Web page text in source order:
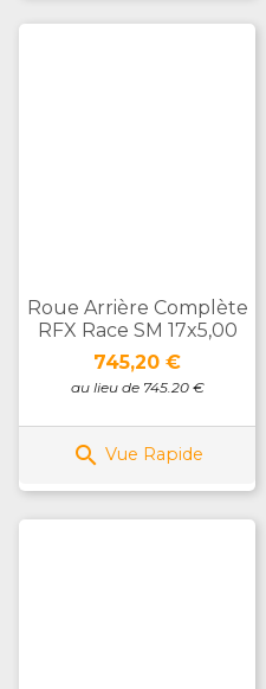
Roue Arrière Complète
RFX Race SM 17x5,00
Prix
745,20 €
au lieu de 745.20 €
 Vue Rapide